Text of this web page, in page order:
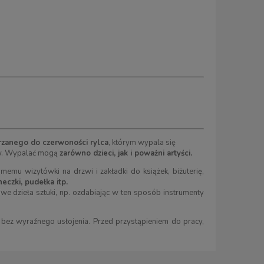
do czerwoności rylca, którym wypala się
Wypalać mogą zarówno dzieci, jak i poważni artyści.
wizytówki na drzwi i zakładki do książek, biżuterię,
pudełka itp.
dzieła sztuki, np. ozdabiając w ten sposób instrumenty
wyraźnego usłojenia. Przed przystąpieniem do pracy,